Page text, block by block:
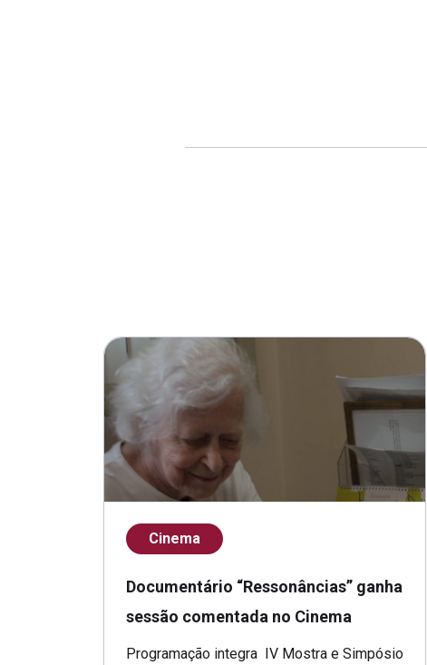
Cinema
Documentário “Ressonâncias” ganha
sessão comentada no Cinema
Programação integra IV Mostra e Simpósio